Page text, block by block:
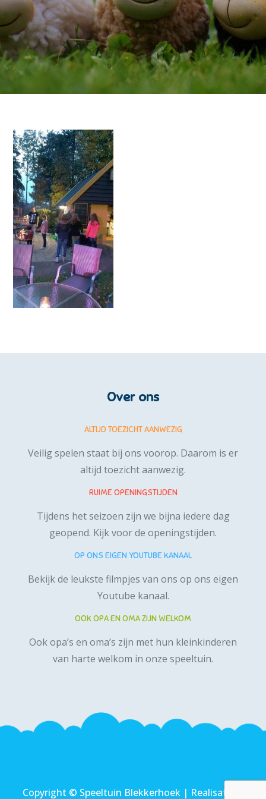
Over ons
ALTIJD TOEZICHT AANWEZIG
Veilig spelen staat bij ons voorop. Daarom is er
altijd toezicht aanwezig.
RUIME OPENINGSTIJDEN
Tijdens het seizoen zijn we bijna iedere dag
geopend. Kijk voor de openingstijden.
OP ONS EIGEN YOUTUBE KANAAL
Bekijk de leukste filmpjes van ons op ons eigen
Youtube kanaal.
OOK OPA EN OMA ZIJN WELKOM
Ook opa’s en oma’s zijn met hun kleinkinderen
van harte welkom in onze speeltuin.